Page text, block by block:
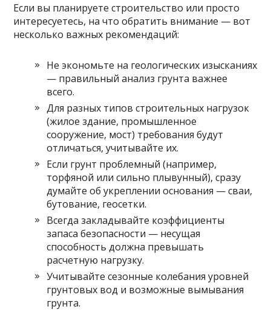
Если вы планируете строительство или просто
интересуетесь, на что обратить внимание — вот
несколько важных рекомендаций:
Не экономьте на геологических изысканиях
— правильный анализ грунта важнее
всего.
Для разных типов строительных нагрузок
(жилое здание, промышленное
сооружение, мост) требования будут
отличаться, учитывайте их.
Если грунт проблемный (например,
торфяной или сильно плывунный), сразу
думайте об укреплении основания — сваи,
бутование, геосетки.
Всегда закладывайте коэффициенты
запаса безопасности — несущая
способность должна превышать
расчетную нагрузку.
Учитывайте сезонные колебания уровней
грунтовых вод и возможные вымывания
грунта.